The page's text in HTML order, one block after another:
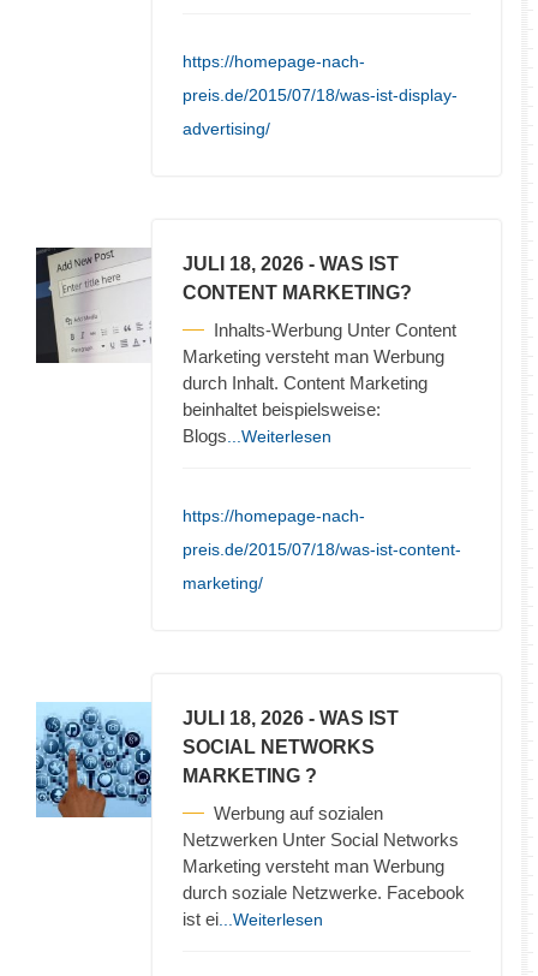
https://homepage-nach-
preis.de/2015/07/18/was-ist-display-
advertising/
JULI 18, 2026 - WAS IST
CONTENT MARKETING?
Inhalts-Werbung Unter Content
Marketing versteht man Werbung
durch Inhalt. Content Marketing
beinhaltet beispielsweise:
Blogs ...Weiterlesen
https://homepage-nach-
preis.de/2015/07/18/was-ist-content-
marketing/
JULI 18, 2026 - WAS IST
SOCIAL NETWORKS
MARKETING ?
Werbung auf sozialen
Netzwerken Unter Social Networks
Marketing versteht man Werbung
durch soziale Netzwerke. Facebook
ist ei ...Weiterlesen